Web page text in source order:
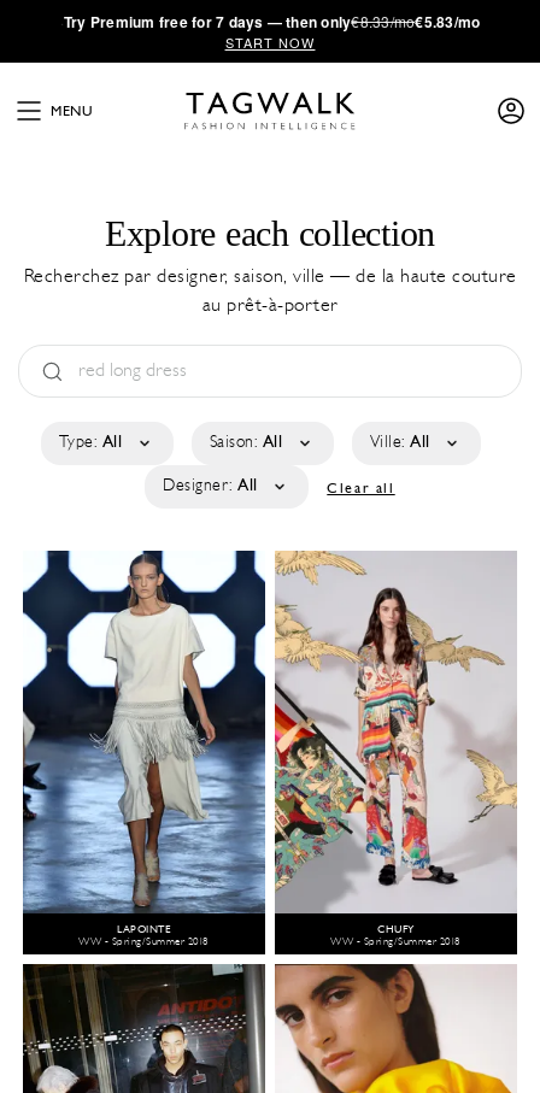
·Try Premium free for 7 days — then only€8.33/mo€5.83/mo
START NOW
MENU
Explore each collection
Recherchez par designer, saison, ville — de la haute couture
au prêt-à-porter
Type: All Saison: All Ville: All
Designer: All Clear all
LAPOINTE
WW - Spring/Summer 2018
CHUFY
WW - Spring/Summer 2018